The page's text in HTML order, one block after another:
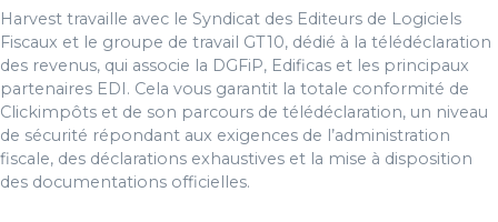
Harvest travaille avec le Syndicat des Editeurs de Logiciels
Fiscaux et le groupe de travail GT10, dédié à la télédéclaration
des revenus, qui associe la DGFiP, Edificas et les principaux
partenaires EDI. Cela vous garantit la totale conformité de
Clickimpôts et de son parcours de télédéclaration, un niveau
de sécurité répondant aux exigences de l’administration
fiscale, des déclarations exhaustives et la mise à disposition
des documentations officielles.